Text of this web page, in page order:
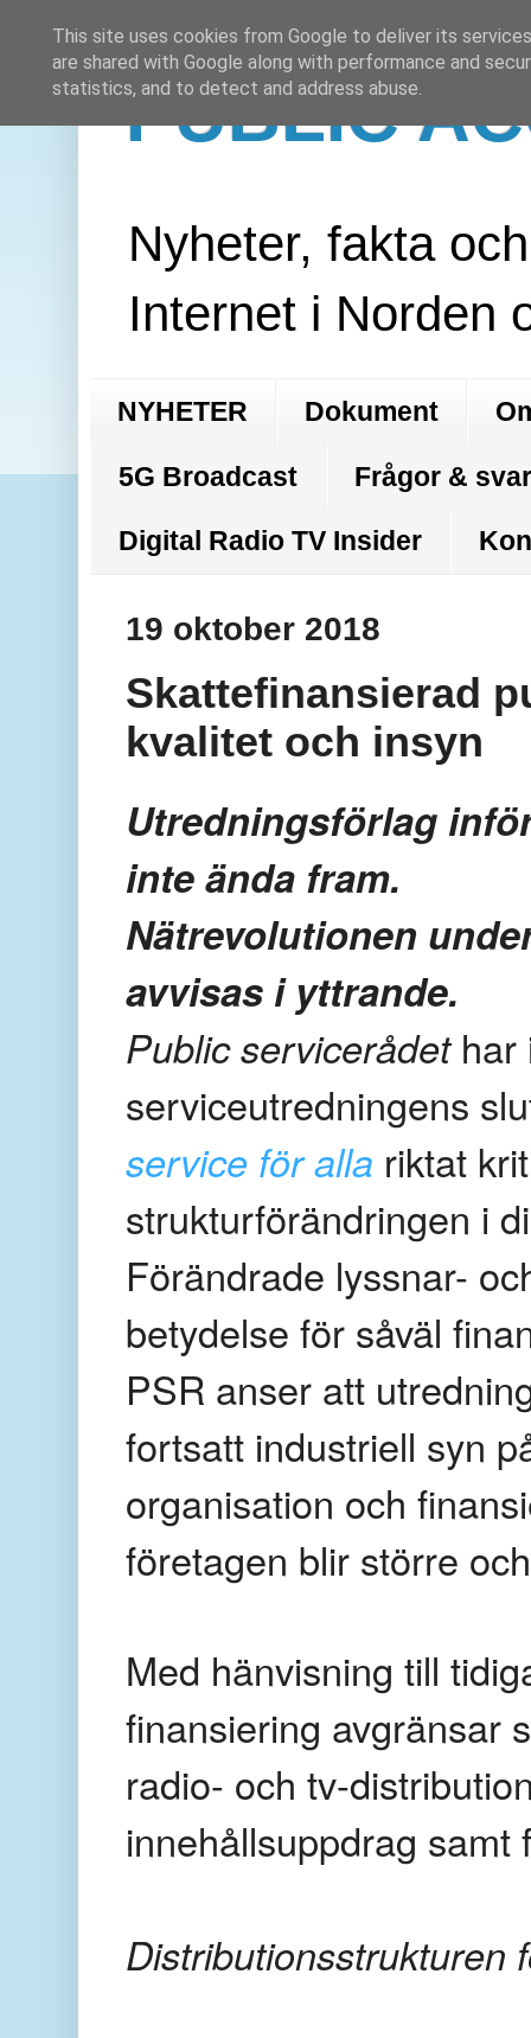
PUBLIC
Nyheter, fakta
Internet i Norden
NYHETER Dokument
5G Broadcast Frågor &
Digital Radio TV Insider
19 oktober 2018
Skattefinansierad
kvalitet och insyn
Utredningsförlag
inte ända fram.
Nätrevolutionen
avvisas i yttrande.
Public servicerådethar
serviceutredningens
service för alla riktat
strukturförändringen i
Förändrade lyssnar-
betydelse för såväl
PSR anser att
fortsatt industriell syn
organisation och
företagen blir större
Med hänvisning till
finansiering avgränsar
radio- och tv-
innehållsuppdrag
Distributionsstrukturen
This site uses cookies from Google to deliver its
are shared with Google along with performance and
statistics, and to detect and address abuse.